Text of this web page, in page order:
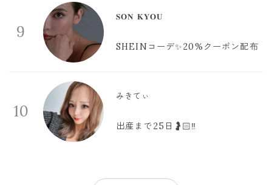
9
𝐒𝐎𝐍 𝐊𝐘𝐎𝐔
SHEINコーデ✨20%クーポン配布
10
みきてぃ
出産まで25日🤰🏻‼️